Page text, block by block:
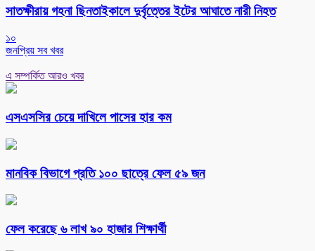
সাতক্ষীরায় গহনা ছিনতাইকালে দুর্বৃত্তের ইটের আঘাতে নারী নিহত
১০
জনপ্রিয় সব খবর
এ সম্পর্কিত আরও খবর
এসএসসির চেয়ে দাখিলে পাসের হার কম
মানবিক বিভাগে প্রতি ১০০ ছাত্রে ফেল ৫৯ জন
ফেল করেছে ৬ লাখ ৯০ হাজার শিক্ষার্থী